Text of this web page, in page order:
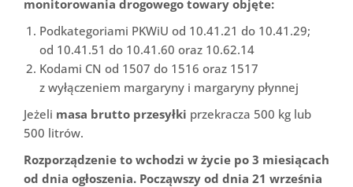
monitorowania drogowego towary objęte:
Podkategoriami PKWiU od 10.41.21 do 10.41.29;
od 10.41.51 do 10.41.60 oraz 10.62.14
Kodami CN od 1507 do 1516 oraz 1517
z wyłączeniem margaryny i margaryny płynnej
Jeżeli masa brutto przesyłki przekracza 500 kg lub
500 litrów.
Rozporządzenie to wchodzi w życie po 3 miesiącach
od dnia ogłoszenia. Począwszy od dnia 21 września